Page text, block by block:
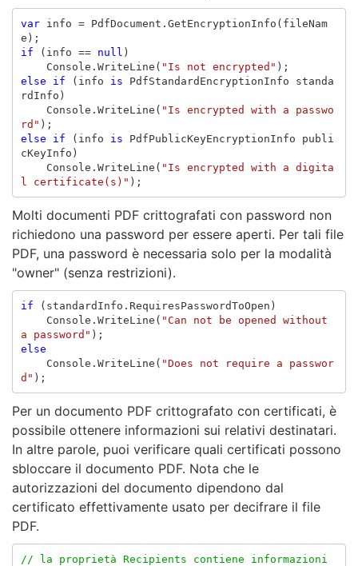
var info = PdfDocument . GetEncryptionInfo ( fileNam
e );
if
( info == null )
Console . WriteLine ( "Is not encrypted" );
else
if ( info is PdfStandardEncryptionInfo
standa
rdInfo )
Console . WriteLine ( "Is encrypted with a passwo
rd" );
else
if ( info is PdfPublicKeyEncryptionInfo
publi
cKeyInfo )
Console . WriteLine ( "Is encrypted with a digita
l certificate(s)" );
Molti documenti PDF crittografati con password non
richiedono una password per essere aperti. Per tali file
PDF, una password è necessaria solo per la modalità
"owner" (senza restrizioni).
if ( standardInfo . RequiresPasswordToOpen )
Console . WriteLine ( "Can not be opened without
a password" );
else
Console . WriteLine ( "Does not require a passwor
d" );
Per un documento PDF crittografato con certificati, è
possibile ottenere informazioni sui relativi destinatari.
In altre parole, puoi verificare quali certificati possono
sbloccare il documento PDF. Nota che le
autorizzazioni del documento dipendono dal
certificato effettivamente usato per decifrare il file
PDF.
// la proprietà Recipients contiene informazioni